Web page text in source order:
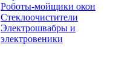
Роботы-мойщики окон
Стеклоочистители
Электрошвабры и
электровеники